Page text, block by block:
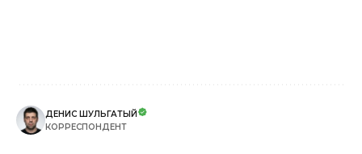
ДЕНИС ШУЛЬГАТЫЙ
КОРРЕСПОНДЕНТ